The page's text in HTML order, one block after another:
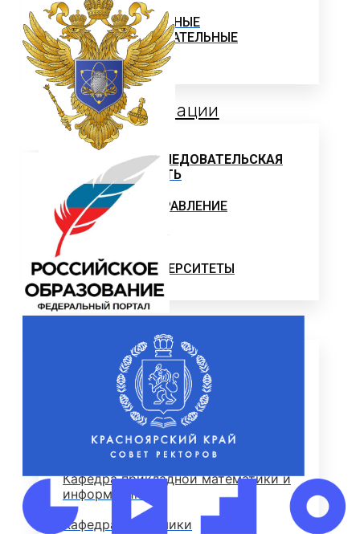
ДОПОЛНИТЕЛЬНЫЕ
ОБЩЕОБРАЗОВАТЕЛЬНЫЕ
ПРОГРАММЫ
Наука и Инновации
НАУЧНО-ИССЛЕДОВАТЕЛЬСКАЯ
ДЕЯТЕЛЬНОСТЬ
ОТДЕЛЫ И УПРАВЛЕНИЕ
ПАТЕНТЫ
НАУКА И УНИВЕРСИТЕТЫ
ЭКОНОМИЧЕСКИЙ ФАКУЛЬТЕТ
Деканат экономического факультета
Кафедра менеджмента
Кафедра прикладной математики и
информатики
Кафедра экономики